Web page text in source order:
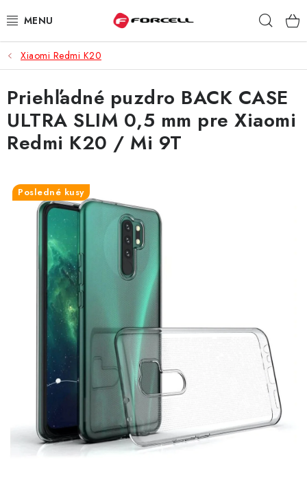
na
PUZDRÁ A OBALY
TVRDENÉ SKLÁ
DÁTOVÉ KÁBLE
DRŽIAKY NA MOBIL
BATÉRIE DO MOBILOV
ŠPORT A HOBBY
NÁRAMKY NA HODINKY
SLÚCHADLÁ, REPRODUKTORY A MIKROFÓNY
AUTO MOTO
EXKLUZÍVNE ZNAČKY
TIPY NA DARČEKY
Xiaomi Redmi K20
Priehľadné puzdro BACK CASE
ULTRA SLIM 0,5 mm pre Xiaomi
Redmi K20 / Mi 9T
Posledné kusy